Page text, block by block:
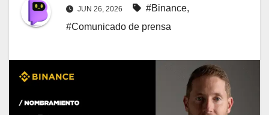
JUN 26, 2026 #Binance,
#Comunicado de prensa